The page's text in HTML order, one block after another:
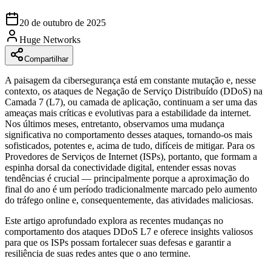
20 de outubro de 2025
Huge Networks
Compartilhar
A paisagem da cibersegurança está em constante mutação e, nesse
contexto, os ataques de Negação de Serviço Distribuído (DDoS) na
Camada 7 (L7), ou camada de aplicação, continuam a ser uma das
ameaças mais críticas e evolutivas para a estabilidade da internet.
Nos últimos meses, entretanto, observamos uma mudança
significativa no comportamento desses ataques, tornando-os mais
sofisticados, potentes e, acima de tudo, difíceis de mitigar. Para os
Provedores de Serviços de Internet (ISPs), portanto, que formam a
espinha dorsal da conectividade digital, entender essas novas
tendências é crucial — principalmente porque a aproximação do
final do ano é um período tradicionalmente marcado pelo aumento
do tráfego online e, consequentemente, das atividades maliciosas.
Este artigo aprofundado explora as recentes mudanças no
comportamento dos ataques DDoS L7 e oferece insights valiosos
para que os ISPs possam fortalecer suas defesas e garantir a
resiliência de suas redes antes que o ano termine.